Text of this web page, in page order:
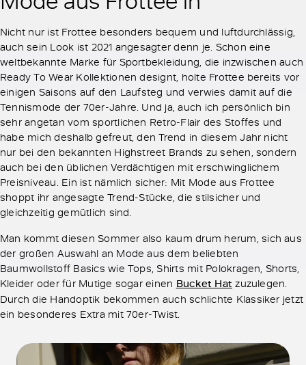
Nicht nur ist Frottee besonders bequem und luftdurchlässig,
auch sein Look ist 2021 angesagter denn je. Schon eine
weltbekannte Marke für Sportbekleidung, die inzwischen auch
Ready To Wear Kollektionen designt, holte Frottee bereits vor
einigen Saisons auf den Laufsteg und verwies damit auf die
Tennismode der 70er-Jahre. Und ja, auch ich persönlich bin
sehr angetan vom sportlichen Retro-Flair des Stoffes und
habe mich deshalb gefreut, den Trend in diesem Jahr nicht
nur bei den bekannten Highstreet Brands zu sehen, sondern
auch bei den üblichen Verdächtigen mit erschwinglichem
Preisniveau. Ein ist nämlich sicher: Mit Mode aus Frottee
shoppt ihr angesagte Trend-Stücke, die stilsicher und
gleichzeitig gemütlich sind.
Man kommt diesen Sommer also kaum drum herum, sich aus
der großen Auswahl an Mode aus dem beliebten
Baumwollstoff Basics wie Tops, Shirts mit Polokragen, Shorts,
Kleider oder für Mutige sogar einen Bucket Hat zuzulegen.
Durch die Handoptik bekommen auch schlichte Klassiker jetzt
ein besonderes Extra mit 70er-Twist.